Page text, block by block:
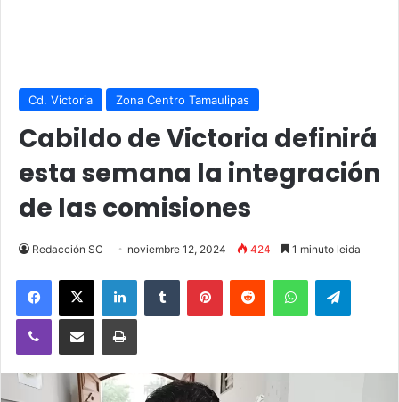
Cd. Victoria Zona Centro Tamaulipas
Cabildo de Victoria definirá
esta semana la integración
de las comisiones
Redacción SC noviembre 12, 2024 424 1 minuto leida
Facebook
X LinkedInTumblr PinterestReddit WhatsApp
Viber Compartir vía email Imprimir